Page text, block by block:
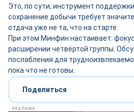
Это, по сути, инструмент
сохранение добычи требует
отдача уже не та, что на старте.
При этом Минфин настаивает:
расширении четвёртой группы.
послабления для
пока что не готовы.
Поделиться
РЕКЛАМА